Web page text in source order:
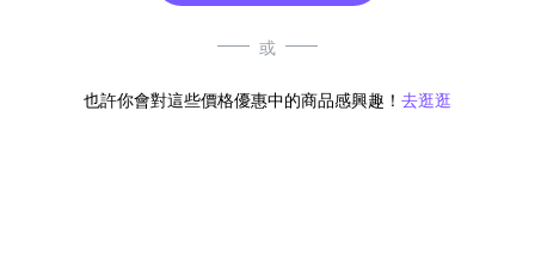
或
也許你會對這些價格優惠中的商品感興趣！ 去逛逛